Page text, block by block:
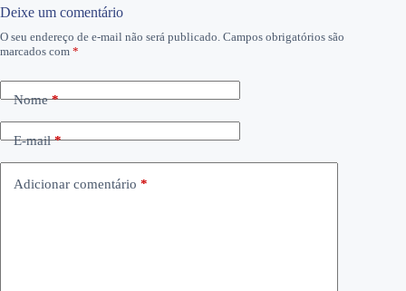
Deixe um comentário
O seu endereço de e-mail não será publicado. Campos obrigatórios são
marcados com *
Nome*
E-mail*
Adicionar comentário *